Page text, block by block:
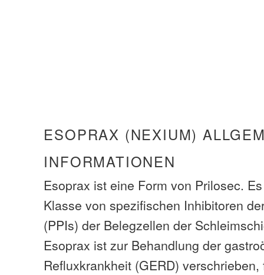
ESOPRAX (NEXIUM)
INFORMATIONEN
Esoprax ist eine Form von Prilosec.
Klasse von spezifischen Inhibitoren
(PPIs) der Belegzellen der
Esoprax ist zur Behandlung der
Refluxkrankheit (GERD)